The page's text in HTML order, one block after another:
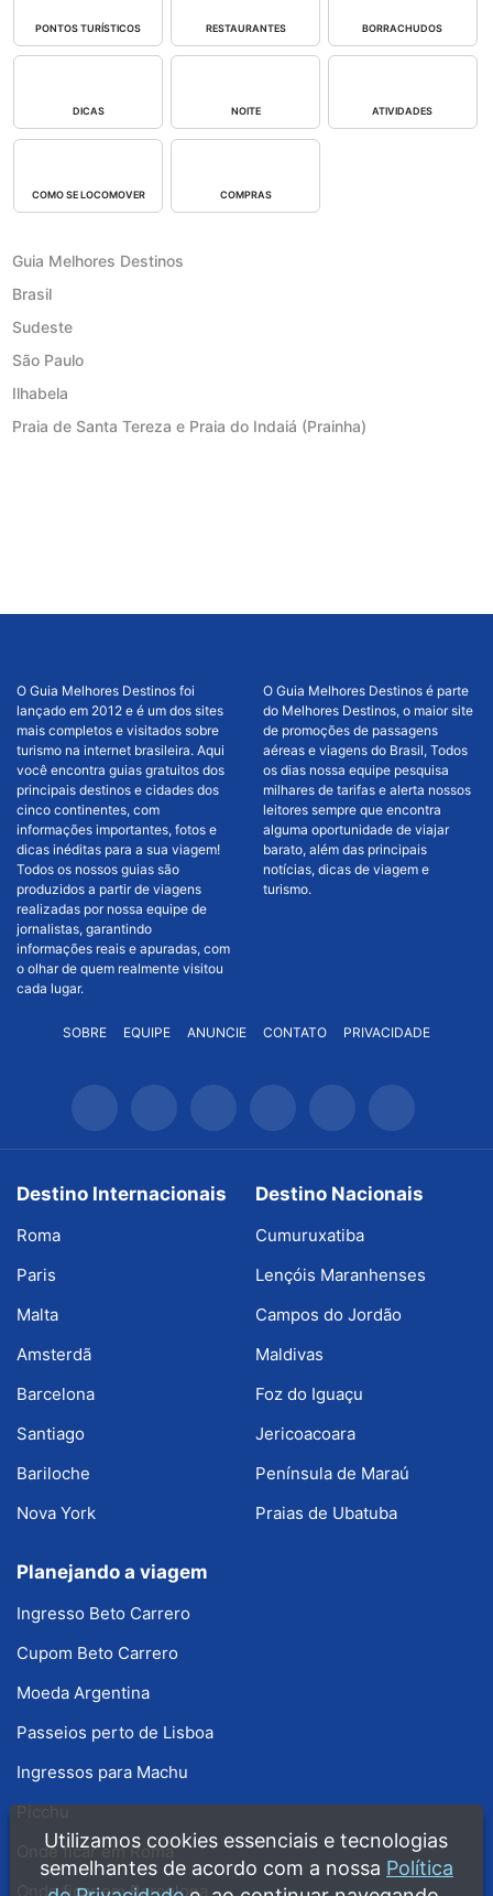
PONTOS TURÍSTICOS RESTAURANTES BORRACHUDOS
DICAS NOITE ATIVIDADES
COMO SE LOCOMOVER COMPRAS
Guia Melhores Destinos
Brasil
Sudeste
São Paulo
Ilhabela
Praia de Santa Tereza e Praia do Indaiá (Prainha)
O Guia Melhores Destinos foi
lançado em 2012 e é um dos sites
mais completos e visitados sobre
turismo na internet brasileira. Aqui
você encontra guias gratuitos dos
principais destinos e cidades dos
cinco continentes, com
informações importantes, fotos e
dicas inéditas para a sua viagem!
Todos os nossos guias são
produzidos a partir de viagens
realizadas por nossa equipe de
jornalistas, garantindo
informações reais e apuradas, com
o olhar de quem realmente visitou
cada lugar.
O Guia Melhores Destinos é parte
do Melhores Destinos, o maior site
de promoções de passagens
aéreas e viagens do Brasil, Todos
os dias nossa equipe pesquisa
milhares de tarifas e alerta nossos
leitores sempre que encontra
alguma oportunidade de viajar
barato, além das principais
notícias, dicas de viagem e
turismo.
SOBRE EQUIPE ANUNCIE CONTATO PRIVACIDADE
Destino Internacionais
Roma
Paris
Malta
Amsterdã
Barcelona
Santiago
Bariloche
Nova York
Destino Nacionais
Cumuruxatiba
Lençóis Maranhenses
Campos do Jordão
Maldivas
Foz do Iguaçu
Jericoacoara
Península de Maraú
Praias de Ubatuba
Planejando a viagem
Ingresso Beto Carrero
Cupom Beto Carrero
Moeda Argentina
Passeios perto de Lisboa
Ingressos para Machu
Onde ficar em Roma
Onde ficar em Barcelona
Utilizamos cookies essenciais e tecnologias
semelhantes de acordo com a nossa Política